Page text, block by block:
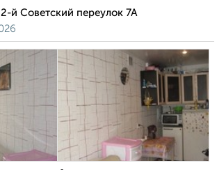
й Советский переулок 7А